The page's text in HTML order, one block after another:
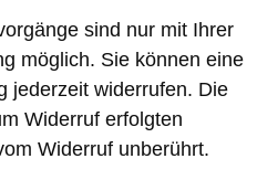
sind nur mit Ihrer
möglich. Sie können eine
jederzeit widerrufen. Die
Widerruf erfolgten
Widerruf unberührt.